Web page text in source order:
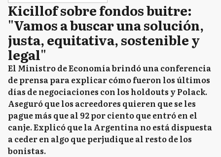
Kicillof sobre fondos buitre:
"Vamos a buscar una solución,
justa, equitativa, sostenible y
legal"
El Ministro de Economía brindó una conferencia
de prensa para explicar cómo fueron los últimos
días de negociaciones con los holdouts y Polack.
Aseguró que los acreedores quieren que se les
pague más que al 92 por ciento que entró en el
canje. Explicó que la Argentina no está dispuesta
a ceder en algo que perjudique al resto de los
bonistas.